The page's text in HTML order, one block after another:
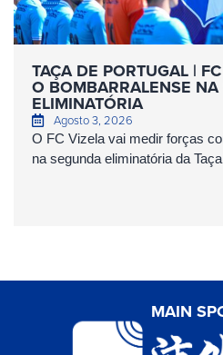
TAÇA DE PORTUGAL |
O BOMBARRALENSE
ELIMINATÓRIA
Agosto 3, 2026
O FC Vizela vai medir forças
na segunda eliminatória da
MAIN